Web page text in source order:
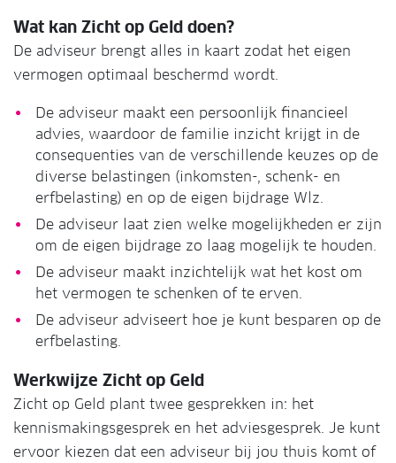
Wat kan Zicht op Geld doen?
De adviseur brengt alles in kaart zodat het eigen
vermogen optimaal beschermd wordt.
De adviseur maakt een persoonlijk financieel
advies, waardoor de familie inzicht krijgt in de
consequenties van de verschillende keuzes op de
diverse belastingen (inkomsten-, schenk- en
erfbelasting) en op de eigen bijdrage Wlz.
De adviseur laat zien welke mogelijkheden er zijn
om de eigen bijdrage zo laag mogelijk te houden.
De adviseur maakt inzichtelijk wat het kost om
het vermogen te schenken of te erven.
De adviseur adviseert hoe je kunt besparen op de
erfbelasting.
Werkwijze Zicht op Geld
Zicht op Geld plant twee gesprekken in: het
kennismakingsgesprek en het adviesgesprek. Je kunt
ervoor kiezen dat een adviseur bij jou thuis komt of